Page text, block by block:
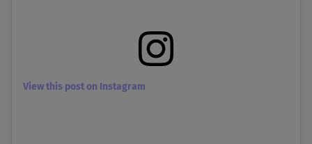
View this post on Instagram